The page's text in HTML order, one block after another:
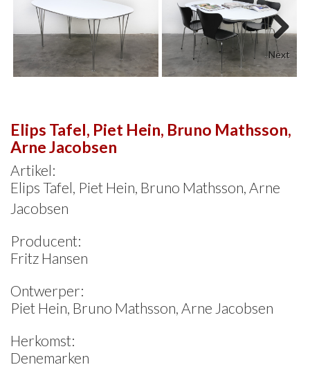
Next
Elips Tafel, Piet Hein, Bruno Mathsson,
Arne Jacobsen
Artikel:
Elips Tafel, Piet Hein, Bruno Mathsson, Arne
Jacobsen
Producent:
Fritz Hansen
Ontwerper:
Piet Hein, Bruno Mathsson, Arne Jacobsen
Herkomst:
Denemarken